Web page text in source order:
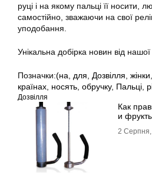
руці і на якому пальці її носити,
самостійно, зважаючи на свої
уподобання.
Унікальна добірка новин від нашої
Позначки:(на для Дозвілля жінки
країнах носять обручку, Пальці
Дозвілля
Как
и
2